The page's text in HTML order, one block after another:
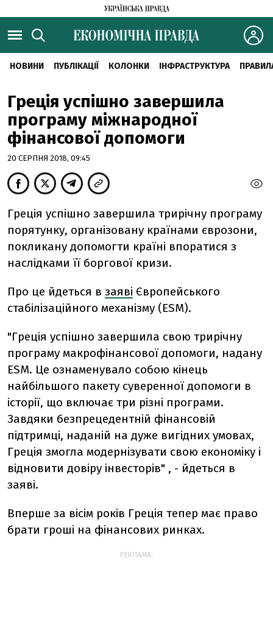
НОВИНИ ПУБЛІКАЦІЇ КОЛОНКИ ІНФРАСТРУКТУРА
Греція успішно завершила
програму міжнародної
фінансової допомоги
20 СЕРПНЯ 2018, 09:45
Греція успішно завершила трирічну програму
порятунку, організовану країнами єврозони,
покликану допомогти країні впоратися з
наслідками її боргової кризи.
Про це йдеться в заяві Європейського
стабілізаційного механізму (ESM).
"Греція успішно завершила свою трирічну
програму макрофінансової допомоги, надану
ESM. Це ознаменувало собою кінець
найбільшого пакету суверенної допомоги в
історії, що включає три різні програми.
Завдяки безпрецедентній фінансовій
підтримці, наданій на дуже вигідних умовах,
Греція змогла модернізувати свою економіку і
відновити довіру інвесторів" , - йдеться в
заяві.
Вперше за вісім років Греція тепер має право
брати гроші на фінансових ринках.
РЕКЛАМА: